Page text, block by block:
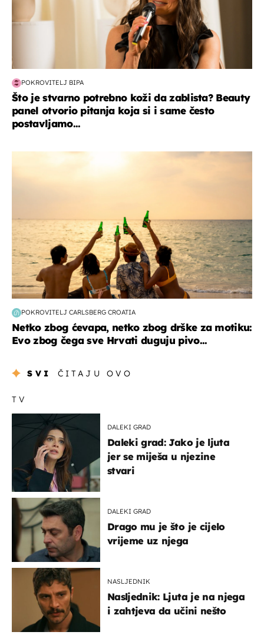
POKROVITELJ BIPA
Što je stvarno potrebno koži da zablista? Beauty
panel otvorio pitanja koja si i same često
postavljamo...
POKROVITELJ CARLSBERG CROATIA
Netko zbog ćevapa, netko zbog drške za motiku:
Evo zbog čega sve Hrvati duguju pivo...
SVI ČITAJU OVO
TV
DALEKI GRAD
Daleki grad: Jako je ljuta
jer se miješa u njezine
stvari
DALEKI GRAD
Drago mu je što je cijelo
vrijeme uz njega
NASLJEDNIK
Nasljednik: Ljuta je na njega
i zahtjeva da učini nešto